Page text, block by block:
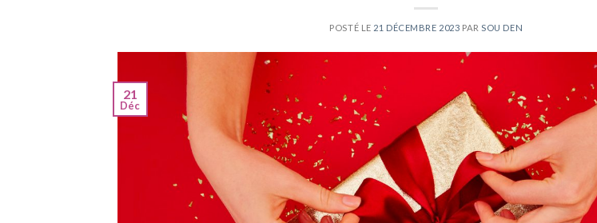
POSTÉ LE 21 DÉCEMBRE 2023 PARSOU DEN
21
Déc